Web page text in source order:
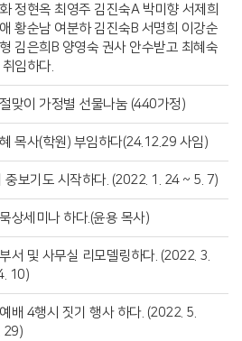
정현옥 최영주 김진숙A 박미향 서제희
황순남 여분하 김진숙B 서명희 이강순
김은희B 양영숙 권사 안수받고 최혜숙
임하다.
맞이 가정별 선물나눔 (440가정)
목사(학원) 부임하다(24.12.29 사임)
중보기도 시작하다. (2022. 1. 24 ~ 5. 7)
상세미나 하다.(윤용 목사)
서 및 사무실 리모델링하다. (2022. 3.
10)
배 4행시 짓기 행사 하다. (2022. 5.
29)